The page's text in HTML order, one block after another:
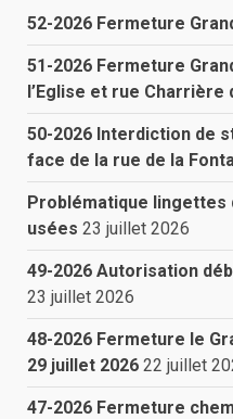
52-2026 Fermeture
51-2026 Fermeture
l’Eglise et rue
50-2026 Interdiction de
face de la rue de la
Problématique lingettes
usées 23 juillet 2026
49-2026 Autorisation
23 juillet 2026
48-2026 Fermeture le
29 juillet 2026 22 juillet
47-2026 Fermeture